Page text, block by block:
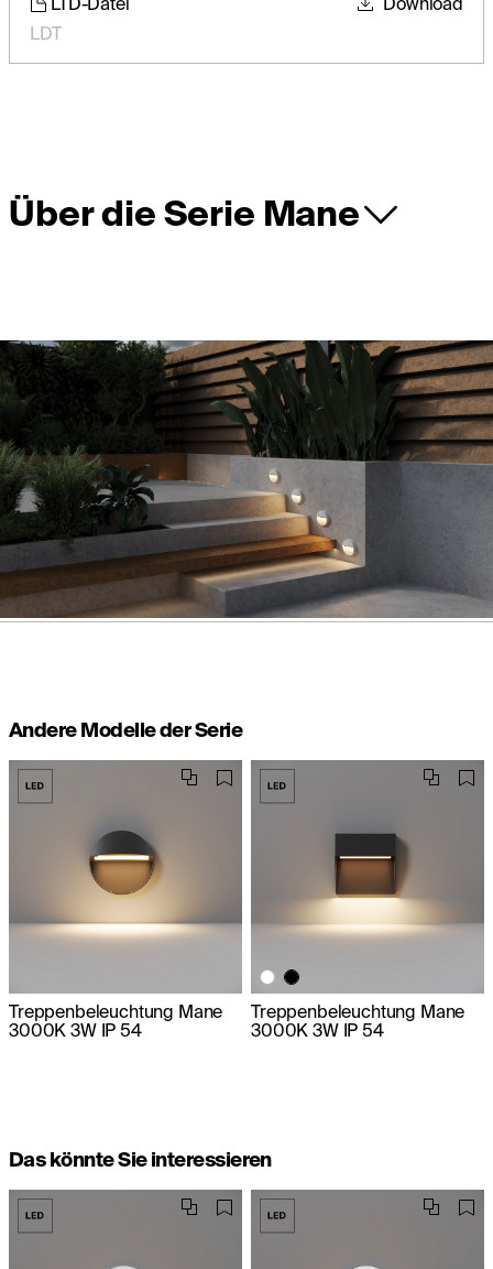
LDT
Über die Serie Mane
Andere Modelle der Serie
Treppenbeleuchtung Mane
3000K 3W IP 54
Treppenbeleuchtung Mane
3000K 3W IP 54
Das könnte Sie interessieren